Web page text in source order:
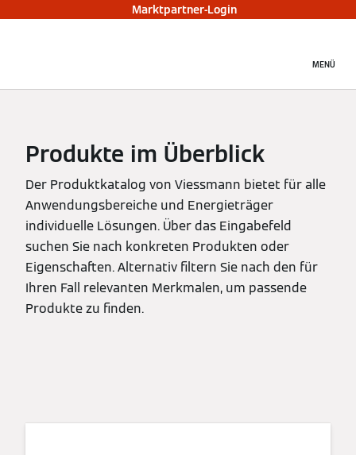
Marktpartner-Login
MENÜ
Produkte im Überblick
Der Produktkatalog von Viessmann bietet für alle
Anwendungsbereiche und Energieträger
individuelle Lösungen. Über das Eingabefeld
suchen Sie nach konkreten Produkten oder
Eigenschaften. Alternativ filtern Sie nach den für
Ihren Fall relevanten Merkmalen, um passende
Produkte zu finden.